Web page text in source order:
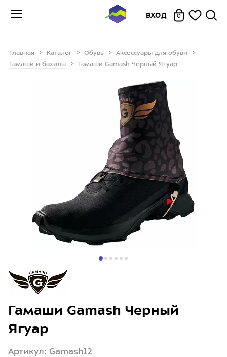
ВХОД 0
Главная Каталог Обувь
Аксессуары для обуви
Гамаши и бахилы
Гамаши Gamash Черный Ягуар
Гамаши Gamash Черный
Ягуар
Артикул: Gamash12